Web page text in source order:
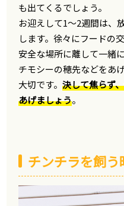
も出てくるでしょう。
お迎えして1〜2週間は、
します。徐々にフードの
安全な場所に離して一緒
チモシーの穂先などをあ
大切です。決して焦らず
あげましょう。
チンチラを飼う